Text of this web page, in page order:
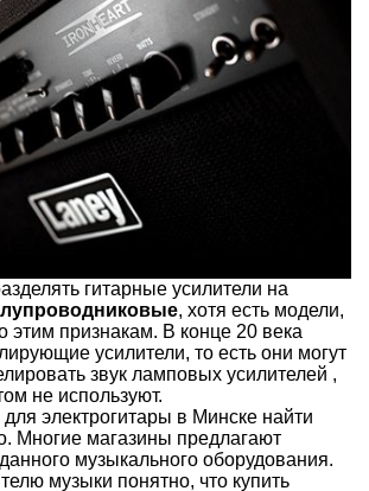
гитарные усилители на
, хотя есть модели,
признакам. В конце 20 века
усилители, то есть они могут
звук ламповых усилителей ,
не используют.
электрогитары в Минске найти
Многие магазины предлагают
музыкального оборудования.
музыки понятно, что купить